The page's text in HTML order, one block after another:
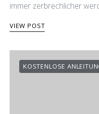
immer zerbrechlicher
VIEW POST
KOSTENLOSE